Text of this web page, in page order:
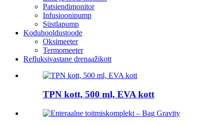
Patsiendimonitor
Infusioonipump
Süstlapump
Koduhooldustoode
Oksimeeter
Termomeeter
Refluksivastane drenaažikott
TPN kott, 500 ml, EVA kott